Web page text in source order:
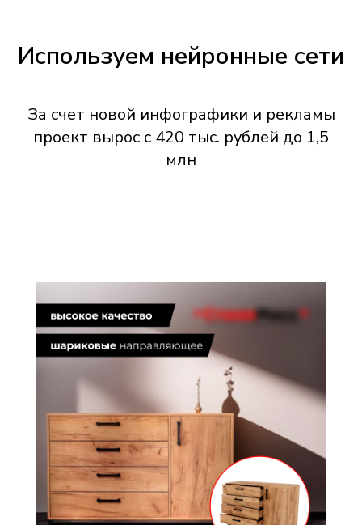
Используем нейронные сети
За счет новой инфографики и рекламы
проект вырос с 420 тыс. рублей до 1,5
млн